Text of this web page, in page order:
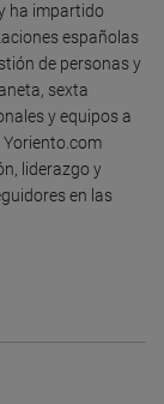
ha impartido
españolas
de personas y
sexta
y equipos a
liderazgo y
en las